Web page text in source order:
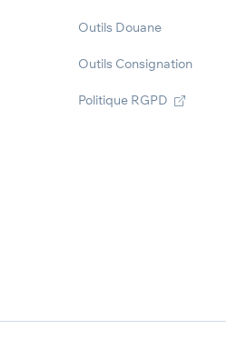
Outils Douane
Outils Consignation
Politique RGPD